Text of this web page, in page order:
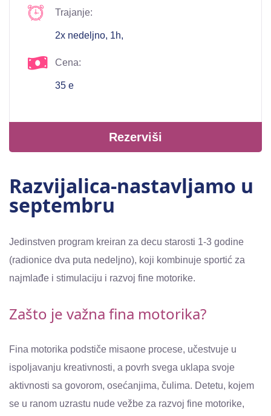
Trajanje:
2x nedeljno, 1h,
Cena:
35 e
Rezerviši
Razvijalica-nastavljamo u
septembru
Jedinstven program kreiran za decu starosti 1-3 godine
(radionice dva puta nedeljno), koji kombinuje sportić za
najmlađe i stimulaciju i razvoj fine motorike.
Zašto je važna fina motorika?
Fina motorika podstiče misaone procese, učestvuje u
ispoljavanju kreativnosti, a povrh svega uklapa svoje
aktivnosti sa govorom, osećanjima, čulima. Detetu, kojem
se u ranom uzrastu nude vežbe za razvoj fine motorike,